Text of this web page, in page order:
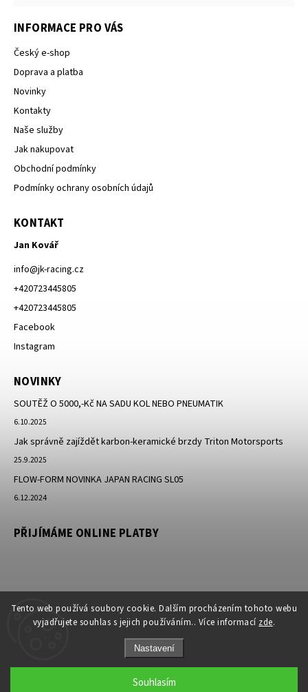
Tento web používá soubory cookie. Dalším procházením tohoto webu
vyjadřujete souhlas s jejich používáním.. Více informací zde.
Nastavení
Souhlasím
INFORMACE PRO VÁS
Český e-shop
Doprava a platba
Novinky
Kontakty
Naše služby
Jak nakupovat
Obchodní podmínky
Podmínky ochrany osobních údajů
KONTAKT
Jan Kovář
info@jk-racing.cz
+420723445805
+420723445805
Facebook
Instagram
NOVINKY
SOUTĚŽ O 5000,-Kč NA SADU KOL NEBO PNEUMATIK
6.10.2025
Jak správně zajíždět karbon-keramické brzdy Triton Motorsports
25.9.2025
FLOW-FORM NOVINKA JAPAN RACING SL05
6.12.2024
PŘIJÍMÁME ONLINE PLATBY